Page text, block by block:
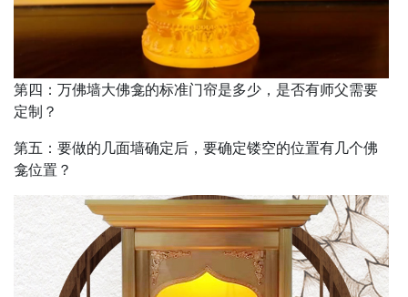
第四：万佛墙大佛龛的标准门帘是多少，是否有师父需要
定制？
第五：要做的几面墙确定后，要确定镂空的位置有几个佛
龛位置？